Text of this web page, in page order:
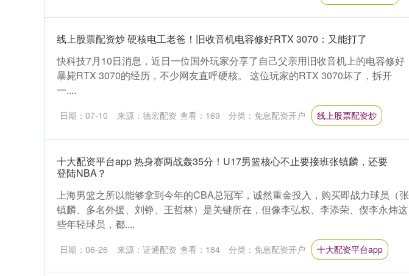
线上股票配资炒 硬核电工老爸！旧收音机电容修好RTX 3070：又能打了
快科技7月10日消息，近日一位国外玩家分享了自己父亲用旧收音机上的电容修好
暴毙RTX 3070的经历，不少网友直呼硬核。 这位玩家的RTX 3070坏了，拆开
一....
日期：07-10 来源：德宏配资 查看： 169 分类： 免息配资开户 线上股票配资炒
十大配资平台app 热身赛两战轰35分！U17男篮核心不止要接班张镇麟，还要
登陆NBA？
上海男篮之所以能够拿到今年的CBA总冠军，诚然重金投入，购买即战力球员（张
镇麟、多名外援、刘铮、王哲林）是关键所在，但像李弘权、李添荣、偰李永炜这
些年轻球员，都....
日期：06-26 来源：证通配资 查看： 184 分类： 免息配资开户 十大配资平台app